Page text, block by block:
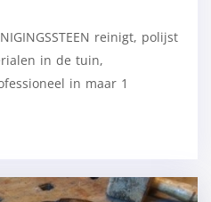
reinigt, polijst
in de tuin,
in maar 1